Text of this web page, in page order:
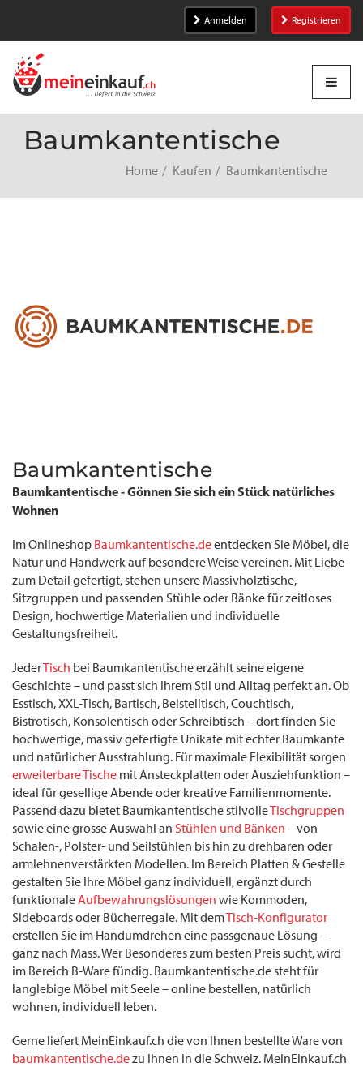
Anmelden Registrieren
Baumkantentische
Home Kaufen Baumkantentische
Baumkantentische
Baumkantentische - Gönnen Sie sich ein Stück natürliches
Wohnen
Im Onlineshop Baumkantentische.deentdecken Sie Möbel, die
Natur und Handwerk auf besondere Weise vereinen. Mit Liebe
zum Detail gefertigt, stehen unsere Massivholztische,
Sitzgruppen und passenden Stühle oder Bänke für zeitloses
Design, hochwertige Materialien und individuelle
Gestaltungsfreiheit.
JederTisch bei Baumkantentische erzählt seine eigene
Geschichte – und passt sich Ihrem Stil und Alltag perfekt an. Ob
Esstisch, XXL-Tisch, Bartisch, Beistelltisch, Couchtisch,
Bistrotisch, Konsolentisch oder Schreibtisch – dort finden Sie
hochwertige, massiv gefertigte Unikate mit echter Baumkante
und natürlicher Ausstrahlung. Für maximale Flexibilität sorgen
erweiterbare Tische mit Ansteckplatten oder Ausziehfunktion –
ideal für gesellige Abende oder kreative Familienmomente.
Passend dazu bietet Baumkantentische stilvolleTischgruppen
sowie eine grosse Auswahl an Stühlen und Bänken – von
Schalen-, Polster- und Seilstühlen bis hin zu drehbaren oder
armlehnenverstärkten Modellen. Im Bereich Platten & Gestelle
gestalten Sie Ihre Möbel ganz individuell, ergänzt durch
funktionaleAufbewahrungslösungen wie Kommoden,
Sideboards oder Bücherregale. Mit demTisch-Konfigurator
erstellen Sie im Handumdrehen eine passgenaue Lösung –
ganz nach Mass. Wer Besonderes zum besten Preis sucht, wird
im Bereich B-Ware fündig. Baumkantentische.de steht für
langlebige Möbel mit Seele – online bestellen, natürlich
wohnen, individuell leben.
Gerne liefert MeinEinkauf.ch die von Ihnen bestellte Ware von
baumkantentische.dezu Ihnen in die Schweiz. MeinEinkauf.ch